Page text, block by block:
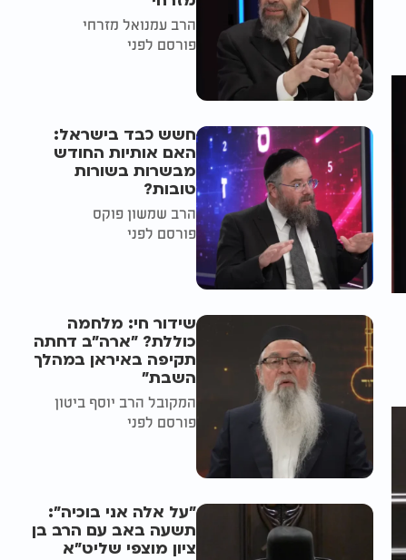
הרב עמנואל מזרחי
פורסם לפני
חשש כבד בישראל:
האם אותיות החודש
מבשרות בשורות
טובות?
הרב שמשון פוקס
פורסם לפני
שידור חי: מלחמה
כוללת? ״ארה"ב דחתה
תקיפה באיראן במהלך
השבת״
המקובל הרב יוסף ביטון
פורסם לפני
"על אלה אני בוכיה":
תשעה באב עם הרב בן
ציון מוצפי שליט"א